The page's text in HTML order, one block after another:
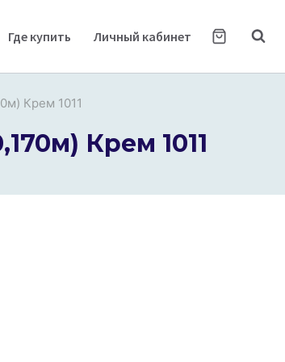
Где купить Личный кабинет
Крем 1011
Крем 1011